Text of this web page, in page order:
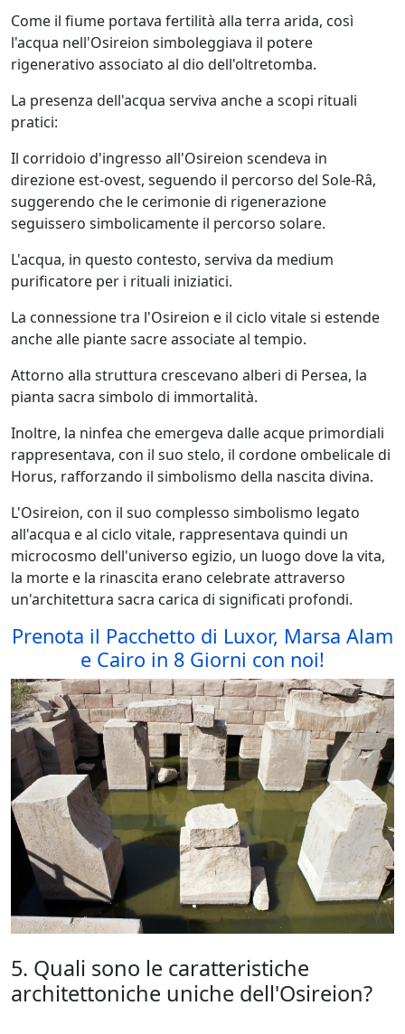
Come il fiume portava fertilità alla terra arida, così
l'acqua nell'Osireion simboleggiava il potere
rigenerativo associato al dio dell'oltretomba.
La presenza dell'acqua serviva anche a scopi rituali
pratici:
Il corridoio d'ingresso all'Osireion scendeva in
direzione est-ovest, seguendo il percorso del Sole-Râ,
suggerendo che le cerimonie di rigenerazione
seguissero simbolicamente il percorso solare.
L'acqua, in questo contesto, serviva da medium
purificatore per i rituali iniziatici.
La connessione tra l'Osireion e il ciclo vitale si estende
anche alle piante sacre associate al tempio.
Attorno alla struttura crescevano alberi di Persea, la
pianta sacra simbolo di immortalità.
Inoltre, la ninfea che emergeva dalle acque primordiali
rappresentava, con il suo stelo, il cordone ombelicale di
Horus, rafforzando il simbolismo della nascita divina.
L'Osireion, con il suo complesso simbolismo legato
all'acqua e al ciclo vitale, rappresentava quindi un
microcosmo dell'universo egizio, un luogo dove la vita,
la morte e la rinascita erano celebrate attraverso
un'architettura sacra carica di significati profondi.
Prenota il Pacchetto di Luxor, Marsa Alam
e Cairo in 8 Giorni con noi!
5. Quali sono le caratteristiche
architettoniche uniche dell'Osireion?